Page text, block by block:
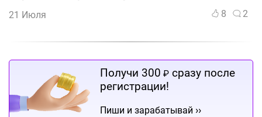
21 Июля 8 2
Получи 300 ₽ сразу после
регистрации!
Пиши и зарабатывай ››